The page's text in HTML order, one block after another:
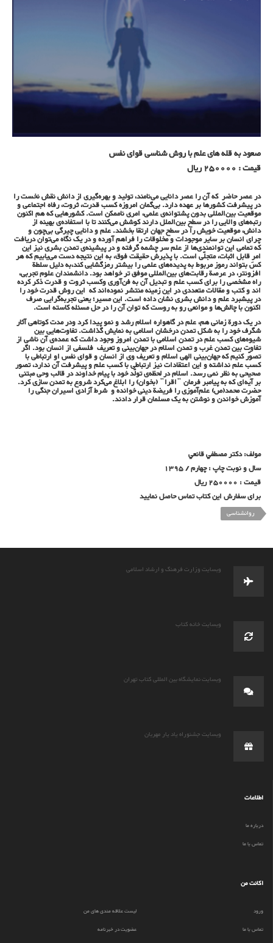
صعود به قله های علم با روش شناسی قوای نفس
قیمت : 250000 ریال
در عصر حاضر که آن را عصر دانایی می‌نامند، تولید و بهره‌گیری از دانش نقش نخست را
در پیشرفت کشورها بر عهده دارد. بی‌گمان امروزه کسب قدرت، ثروت، رفاه اجتماعی و
موقعیت بین‌المللی بدون پشتوانه‌ی علمی، امری ناممکن است. کشورهایی که هم اکنون
رتبه‌های والایی را در سطح بین‌الملل دارند کوشش می‌کنند تا با استفاده‌ی بهینه از
دانش، موقعیت خویش را در سطح جهان ارتقا بخشند. علم و دانایی چیرگی بی‌چون و
چرای انسان بر سایر موجودات و مخلوقات را فراهم آورده و در یک نگاه می‌توان دریافت
که تمامی این توانمندی‌ها از علم سر چشمه گرفته و در پیشینه‌ی تمدن بشری نیز این
امرِ قابل اثبات، متجلّی است. با پذیرش حقیقت فوق، به این نتیجه دست می‌یابیم که هر
کس بتواند رموز مربوط به پدیده‌های علمی را بیشتر رمزگشایی کند،به دلیل سلطة
افزونتر، در عرصة رقابت‌های بین‌المللی موفق تر خواهد بود. دانشمندان علوم تجربی،
راه مشخصی را برای کسب علم و تبدیل آن به فن‌آوری وکسب ثروت و قدرت ذکر کرده
اند و کتب و مقالات متعددی در این زمینه منتشر نموده‌اند که این روش قدرت خود را
در پیشبرد علم و دانش بشری نشان داده است. این مسیر؛ یعنی تجربه‌گرایی صرف
اکنون با چالش‌ها و موانعی رو به روست که توان آن را در حل مسئله کاسته است.
در یک دورة زمانی هم، علم در گاهواره اسلام رشد و نمو پیدا کرد ودر مدت کوتاهی آثار
شگرف خود را به شکل تمدن درخشان اسلامی به نمایش گذاشت. تفاوت‌هایی بین
شیوه‌های کسب علم در تمدن اسلامی با تمدن امروز وجود داشت که عمده‌ی آن ناشی از
تفاوت بین تمدن غرب و تمدن اسلام در جهان‌بینی و تعریف فلسفی از انسان بود. اگر
تصوّر کنیم که جهان‌بینی الهی اسلام و تعریف وی از انسان و قوای نفس او ارتباطی با
کسب علم نداشته و این اعتقادات نیز ارتباطی با کسب علم و پیشرفت آن ندارد، تصور
صحیحی به نظر نمی رسد. اسلام در لحظه‌ی تولّد خود با پیام خداوند در قالب وحی مبتنی
بر آیه‌ای که به پیامبر فرمان "اقرا" (بخوان) را ابلاغ می‌کرد شروع به تمدن سازی کرد.
حضرت محمد(ص) علم‌آموزی را فریضة دینی خوانده و شرط آزادی اسیران جنگی را
آموزش خواندن و نوشتن به یک مسلمان قرار دادند.
مولف:دكتر مصطفي قانعي
سال و نوبت چاپ : چهارم / 1395
قیمت : 250000 ریال
برای سفارش این کتاب تماس حاصل نمایید
روانشناسی
وبسایت وزارت فرهنگ و ارشاد اسلامی
وبسایت خانه کتاب
وبسایت نمایشگاه بین المللی کتاب تهران
وبسایت جشنوراه یاد یار مهربان
اطلاعات
درباره ما
تماس با ما
اکانت من
ورود
لیست علاقه مندی های من
تماس با ما
عضویت در خبرنامه